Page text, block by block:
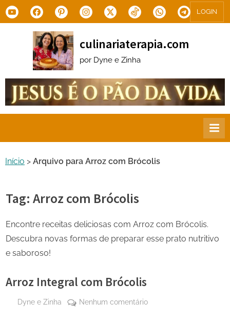
Skip
to
YoutubeFacebookPinterestInstagram
X.com Tiktok WhatsAppTelegram
LOGIN
culinariaterapia.com
por Dyne e Zinha
Início > Arquivo para Arroz com Brócolis
Tag: Arroz com Brócolis
Encontre receitas deliciosas com Arroz com Brócolis.
Descubra novas formas de preparar esse prato nutritivo
e saboroso!
Arroz Integral com Brócolis
By
Dyne e Zinha Nenhum comentárioem